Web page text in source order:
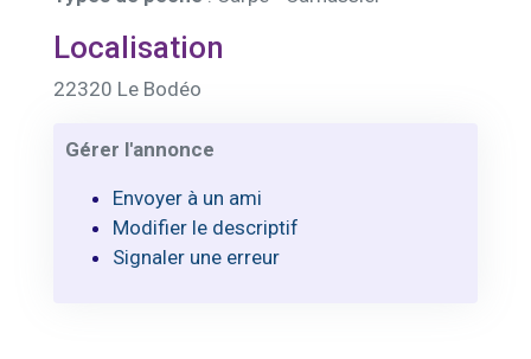
Localisation
22320 Le Bodéo
Gérer l'annonce
Envoyer à un ami
Modifier le descriptif
Signaler une erreur